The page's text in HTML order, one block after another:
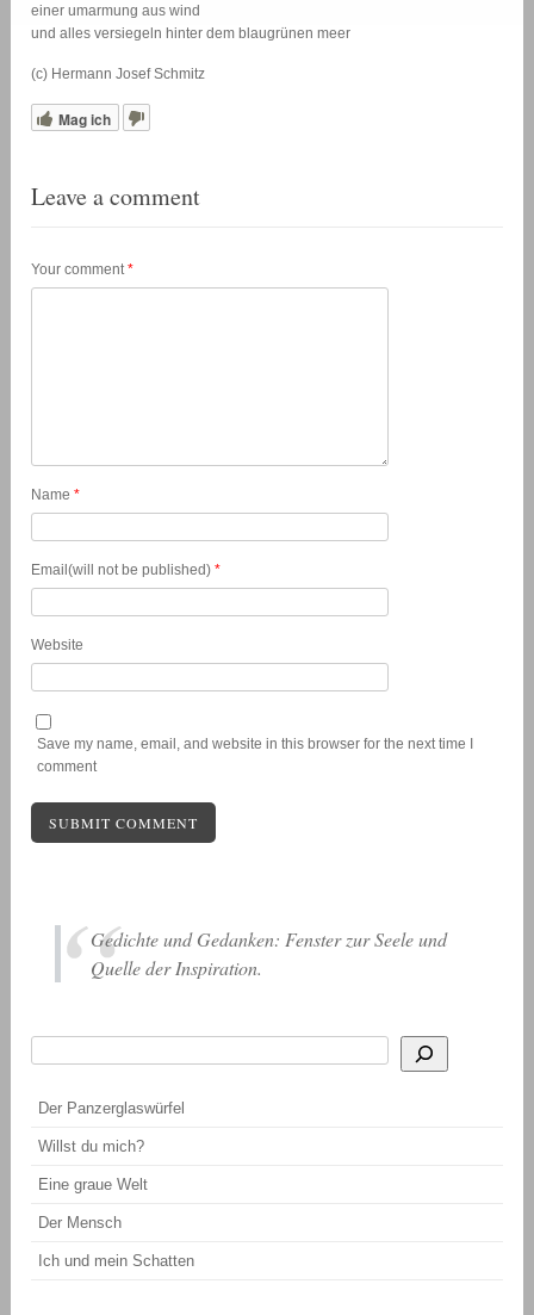
einer umarmung aus wind
und alles versiegeln hinter dem blaugrünen meer
(c) Hermann Josef Schmitz
Mag ich
Leave a comment
Your comment*
Name*
Email(will not be published)*
Website
Save my name, email, and website in this browser for the next time I
comment
Gedichte und Gedanken: Fenster zur Seele und
Quelle der Inspiration.
Der Panzerglaswürfel
Willst du mich?
Eine graue Welt
Der Mensch
Ich und mein Schatten